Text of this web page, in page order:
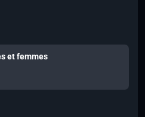
et femmes